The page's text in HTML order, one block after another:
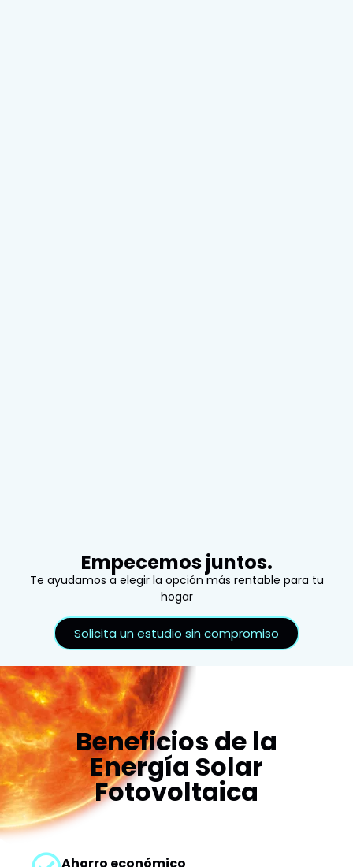
Empecemos juntos.
Te ayudamos a elegir la opción más rentable para tu
hogar
Solicita un estudio sin compromiso
Beneficios de la
Energía Solar
Fotovoltaica